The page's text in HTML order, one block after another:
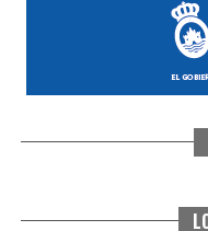
CUARTA CORRIDA